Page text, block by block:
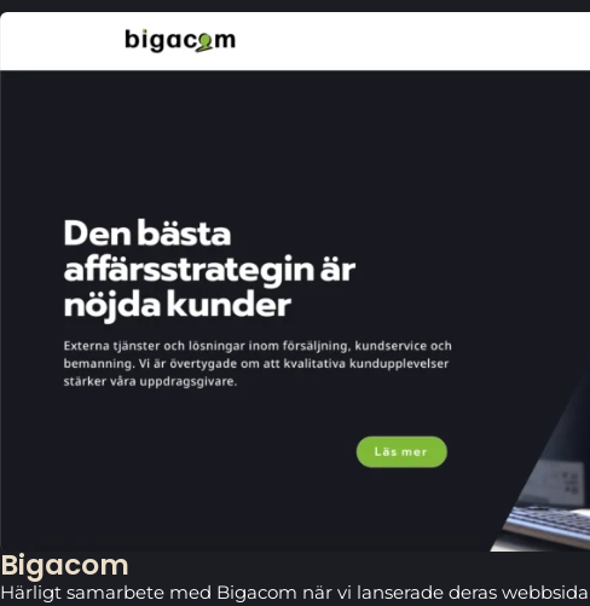
Bigacom
Härligt samarbete med Bigacom när vi lanserade deras